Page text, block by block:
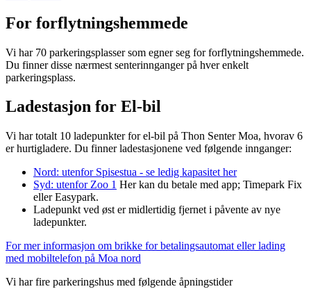
Finn frem
For forflytningshemmede
Vi har 70 parkeringsplasser som egner seg for forflytningshemmede.
Du finner disse nærmest senterinnganger på hver enkelt
parkeringsplass.
Ladestasjon for El-bil
Vi har totalt 10 ladepunkter for el-bil på Thon Senter Moa, hvorav 6
er hurtigladere. Du finner ladestasjonene ved følgende innganger:
Nord: utenfor Spisestua - se ledig kapasitet her
Syd: utenfor Zoo 1 Her kan du betale med app; Timepark Fix
eller Easypark.
Ladepunkt ved øst er midlertidig fjernet i påvente av nye
ladepunkter.
For mer informasjon om brikke for betalingsautomat eller lading
med mobiltelefon på Moa nord
Vi har fire parkeringshus med følgende åpningstider